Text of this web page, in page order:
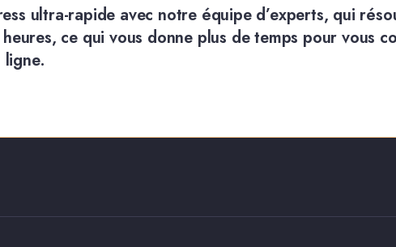
ultra-rapide avec notre équipe d’experts, qui
ce qui vous donne plus de temps pour vous